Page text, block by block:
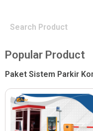
Popular Product
Paket Sistem Parkir